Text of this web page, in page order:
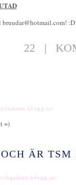
:D
22 |
=)
ÄR TSM